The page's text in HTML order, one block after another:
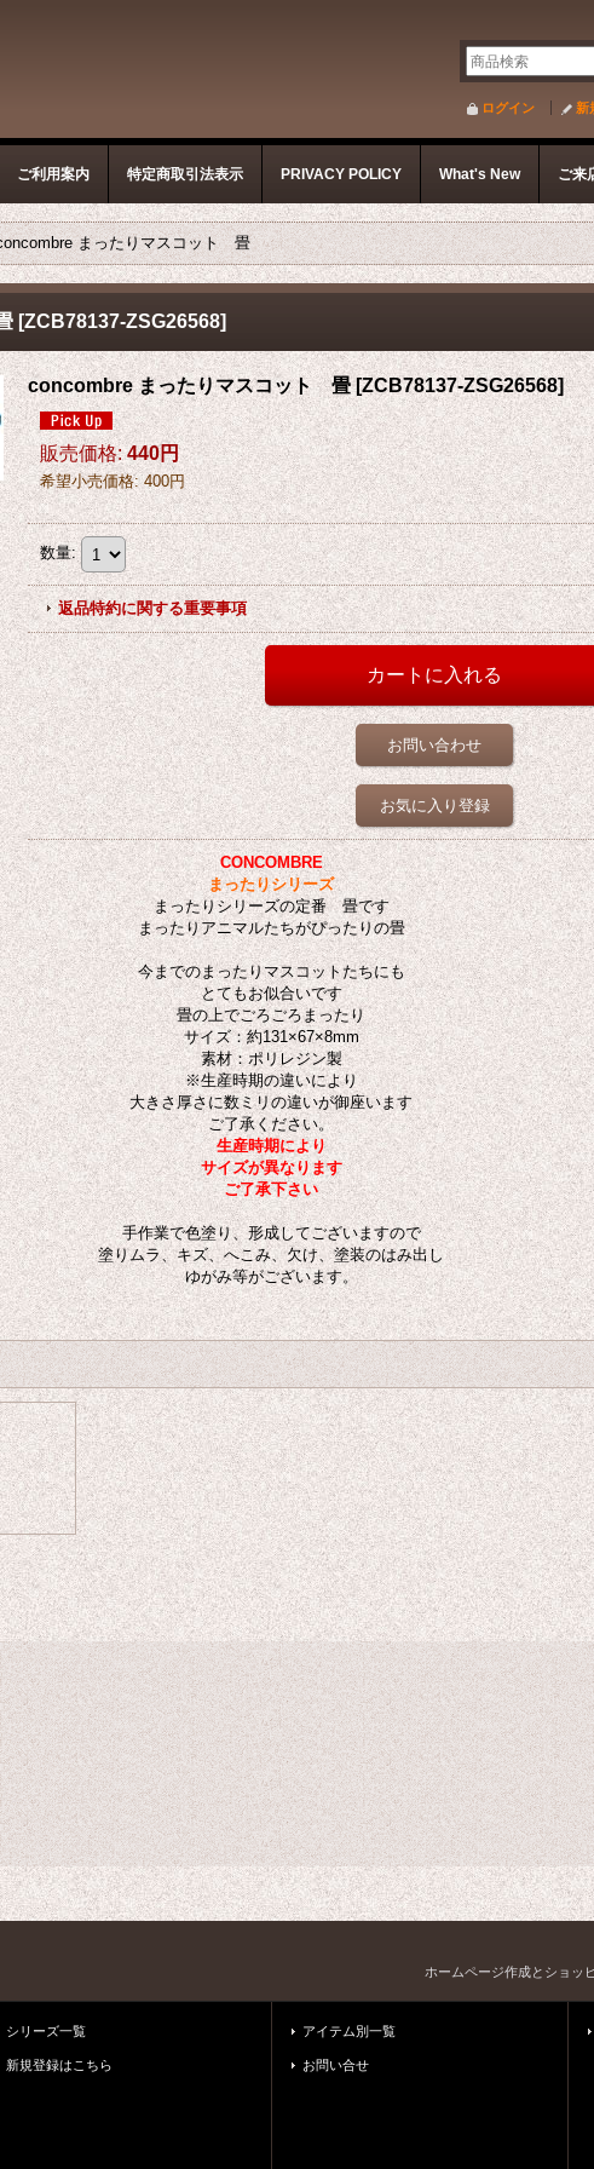
ログイン 新
ご利用案内 特定商取引法表示 PRIVACY POLICY What's New ご来
まったりマスコット 畳
[ZCB78137-ZSG26568]
concombre まったりマスコット 畳 [ZCB78137-ZSG26568]
販売価格: 440円
希望小売価格: 400円
数量:
返品特約に関する重要事項
お問い合わせ
お気に入り登録
CONCOMBRE
まったりシリーズ
まったりシリーズの定番 畳です
まったりアニマルたちがぴったりの畳
今までのまったりマスコットたちにも
とてもお似合いです
畳の上でごろごろまったり
サイズ：約131×67×8mm
素材：ポリレジン製
※生産時期の違いにより
大きさ厚さに数ミリの違いが御座います
ご了承ください。
生産時期により
サイズが異なります
ご了承下さい
手作業で色塗り、形成してございますので
塗りムラ、キズ、へこみ、欠け、塗装のはみ出し
ゆがみ等がございます。
ホームページ作成とショッ
シリーズ一覧
新規登録はこちら
アイテム別一覧
お問い合せ